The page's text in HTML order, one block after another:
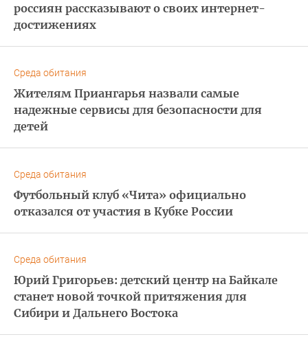
россиян рассказывают о своих интернет-
достижениях
Среда обитания
Жителям Приангарья назвали самые
надежные сервисы для безопасности для
детей
Среда обитания
Футбольный клуб «Чита» официально
отказался от участия в Кубке России
Среда обитания
Юрий Григорьев: детский центр на Байкале
станет новой точкой притяжения для
Сибири и Дальнего Востока